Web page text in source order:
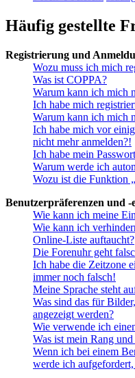
Häufig gestellte
Registrierung und
Wozu muss ich mich
Was ist COPPA?
Warum kann ich mich
Ich habe mich
Warum kann ich mich
Ich habe mich vor
nicht mehr anmelden?!
Ich habe mein
Warum werde ich
Wozu ist die Funktion
Benutzerpräferenzen und -
Wie kann ich meine
Wie kann ich
Online-Liste auftaucht?
Die Forenuhr geht
Ich habe die Zeitzone
immer noch falsch!
Meine Sprache steht
Was sind das für
angezeigt werden?
Wie verwende ich
Was ist mein Rang
Wenn ich bei einem
werde ich